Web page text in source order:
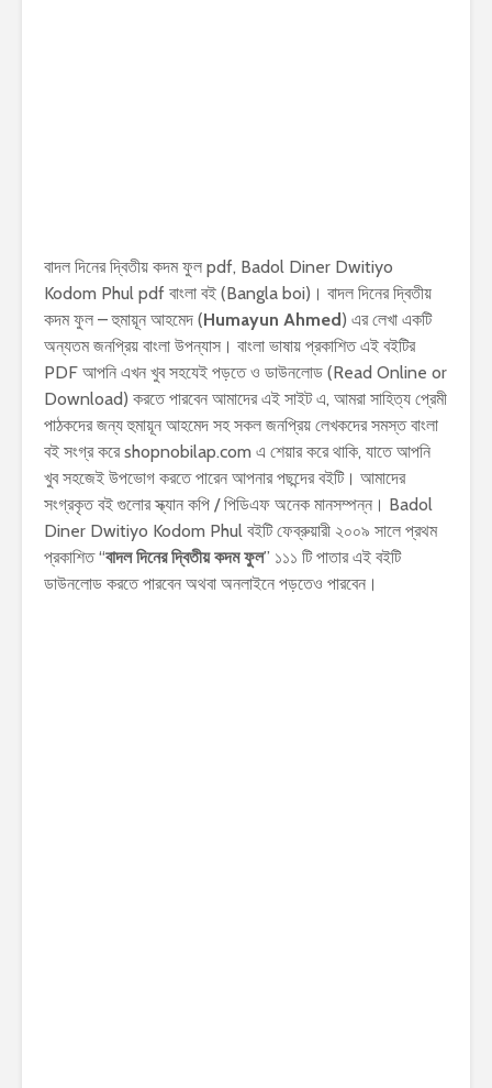
বাদল দিনের দ্বিতীয় কদম ফুল pdf, Badol Diner Dwitiyo
Kodom Phul pdf বাংলা বই (Bangla boi)। বাদল দিনের দ্বিতীয়
কদম ফুল – হুমায়ূন আহমেদ (Humayun Ahmed) এর লেখা একটি
অন্যতম জনপ্রিয় বাংলা উপন্যাস। বাংলা ভাষায় প্রকাশিত এই বইটির
PDF আপনি এখন খুব সহযেই পড়তে ও ডাউনলোড (Read Online or
Download) করতে পারবেন আমাদের এই সাইট এ, আমরা সাহিত্য প্রেমী
পাঠকদের জন্য হুমায়ূন আহমেদ সহ সকল জনপ্রিয় লেখকদের সমস্ত বাংলা
বই সংগ্র করে shopnobilap.com এ শেয়ার করে থাকি, যাতে আপনি
খুব সহজেই উপভোগ করতে পারেন আপনার পছন্দের বইটি। আমাদের
সংগ্রকৃত বই গুলোর স্ক্যান কপি / পিডিএফ অনেক মানসম্পন্ন। Badol
Diner Dwitiyo Kodom Phul বইটি ফেব্রুয়ারী ২০০৯ সালে প্রথম
প্রকাশিত “বাদল দিনের দ্বিতীয় কদম ফুল” ১১১ টি পাতার এই বইটি
ডাউনলোড করতে পারবেন অথবা অনলাইনে পড়তেও পারবেন।